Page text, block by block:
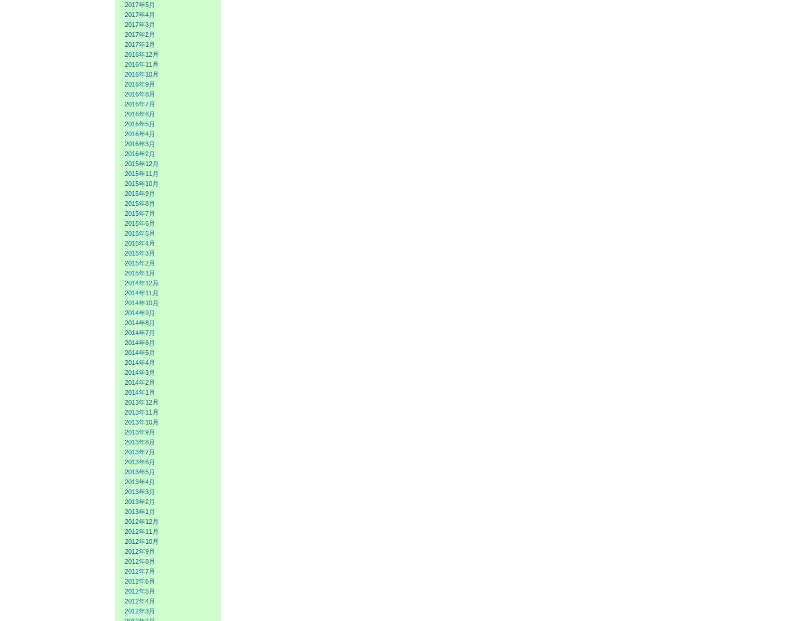
2017年5月
2017年4月
2017年3月
2017年2月
2017年1月
2016年12月
2016年11月
2016年10月
2016年9月
2016年8月
2016年7月
2016年6月
2016年5月
2016年4月
2016年3月
2016年2月
2015年12月
2015年11月
2015年10月
2015年9月
2015年8月
2015年7月
2015年6月
2015年5月
2015年4月
2015年3月
2015年2月
2015年1月
2014年12月
2014年11月
2014年10月
2014年9月
2014年8月
2014年7月
2014年6月
2014年5月
2014年4月
2014年3月
2014年2月
2014年1月
2013年12月
2013年11月
2013年10月
2013年9月
2013年8月
2013年7月
2013年6月
2013年5月
2013年4月
2013年3月
2013年2月
2013年1月
2012年12月
2012年11月
2012年10月
2012年9月
2012年8月
2012年7月
2012年6月
2012年5月
2012年4月
2012年3月